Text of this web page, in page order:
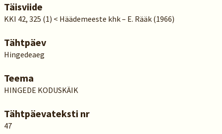
Täisviide
KKI 42, 325 (1) < Häädemeeste khk – E. Rääk (1966)
Tähtpäev
Hingedeaeg
Teema
HINGEDE KODUSKÄIK
Tähtpäevateksti nr
47